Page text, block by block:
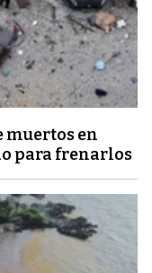
muertos en
para frenarlos